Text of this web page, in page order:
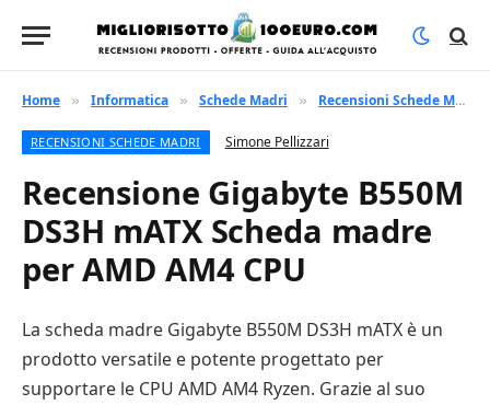
Home » Informatica » Schede Madri » Recensioni Schede Madri
RECENSIONI SCHEDE MADRI Simone Pellizzari
Recensione Gigabyte B550M
DS3H mATX Scheda madre
per AMD AM4 CPU
La scheda madre Gigabyte B550M DS3H mATX è un
prodotto versatile e potente progettato per
supportare le CPU AMD AM4 Ryzen. Grazie al suo